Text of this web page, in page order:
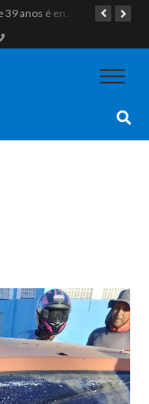
Homem de 39 anos é encontrado morto a tiros ao lado de motocicleta às margens da BR-226 em Janduís